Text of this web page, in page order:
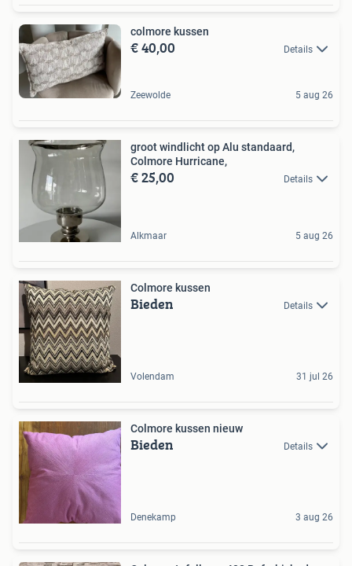
colmore kussen
€ 40,00 Details
Zeewolde 5 aug 26
groot windlicht op Alu standaard,
Colmore Hurricane,
€ 25,00 Details
Alkmaar 5 aug 26
Colmore kussen
Bieden Details
Volendam 31 jul 26
Colmore kussen nieuw
Bieden Details
Denekamp 3 aug 26